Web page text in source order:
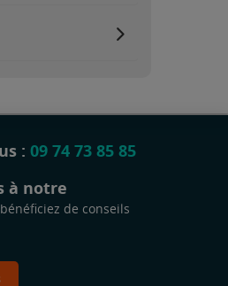
: 09 74 73 85 85
à notre
de conseils